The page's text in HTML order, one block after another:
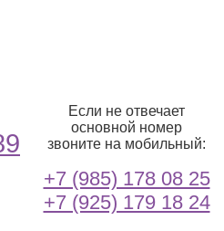
Если не отвечает
основной номер
звоните на мобильный:
+7 (985) 178 08 25
+7 (925) 179 18 24